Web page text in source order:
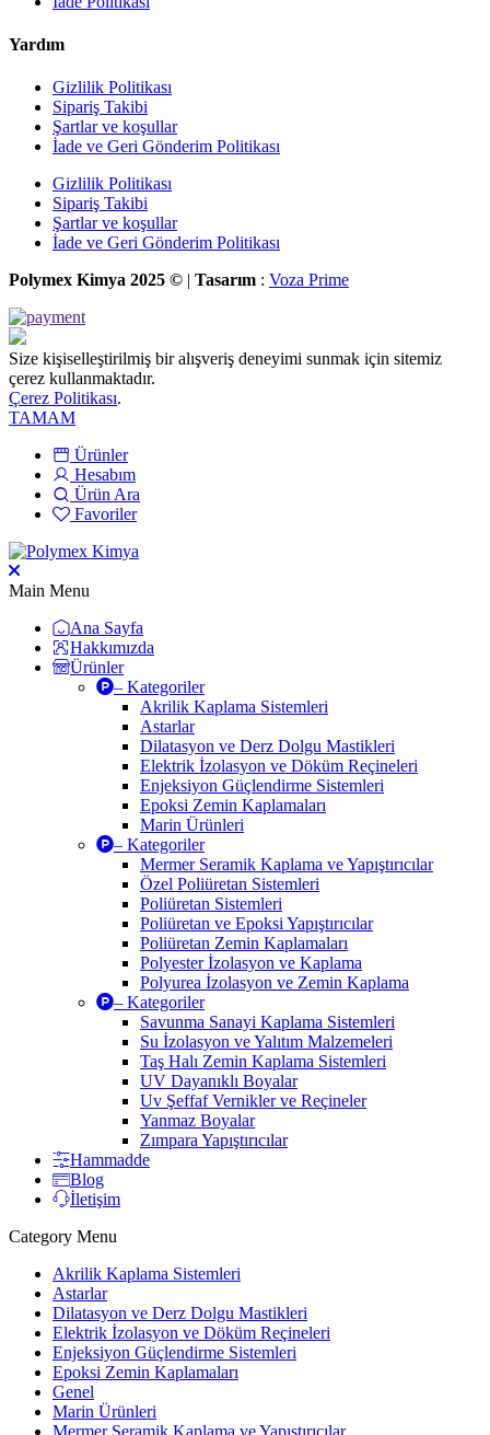
Yardım
Gizlilik Politikası
Sipariş Takibi
Şartlar ve koşullar
İade ve Geri Gönderim Politikası
Gizlilik Politikası
Sipariş Takibi
Şartlar ve koşullar
İade ve Geri Gönderim Politikası
Polymex Kimya 2025 ©
Tasarım : Voza Prime
Size kişiselleştirilmiş bir alışveriş deneyimi sunmak için sitemiz
çerez kullanmaktadır.
Çerez Politikası.
TAMAM
Ürünler
Hesabım
Ürün Ara
Favoriler
Main Menu
Ana Sayfa
Hakkımızda
Ürünler
– Kategoriler
Akrilik Kaplama Sistemleri
Astarlar
Dilatasyon ve Derz Dolgu Mastikleri
Elektrik İzolasyon ve Döküm Reçineleri
Enjeksiyon Güçlendirme Sistemleri
Epoksi Zemin Kaplamaları
Marin Ürünleri
– Kategoriler
Mermer Seramik Kaplama ve Yapıştırıcılar
Özel Poliüretan Sistemleri
Poliüretan Sistemleri
Poliüretan ve Epoksi Yapıştırıcılar
Poliüretan Zemin Kaplamaları
Polyester İzolasyon ve Kaplama
Polyurea İzolasyon ve Zemin Kaplama
– Kategoriler
Savunma Sanayi Kaplama Sistemleri
Su İzolasyon ve Yalıtım Malzemeleri
Taş Halı Zemin Kaplama Sistemleri
UV Dayanıklı Boyalar
Uv Şeffaf Vernikler ve Reçineler
Yanmaz Boyalar
Zımpara Yapıştırıcılar
Hammadde
Blog
İletişim
Category Menu
Akrilik Kaplama Sistemleri
Astarlar
Dilatasyon ve Derz Dolgu Mastikleri
Elektrik İzolasyon ve Döküm Reçineleri
Enjeksiyon Güçlendirme Sistemleri
Epoksi Zemin Kaplamaları
Genel
Marin Ürünleri